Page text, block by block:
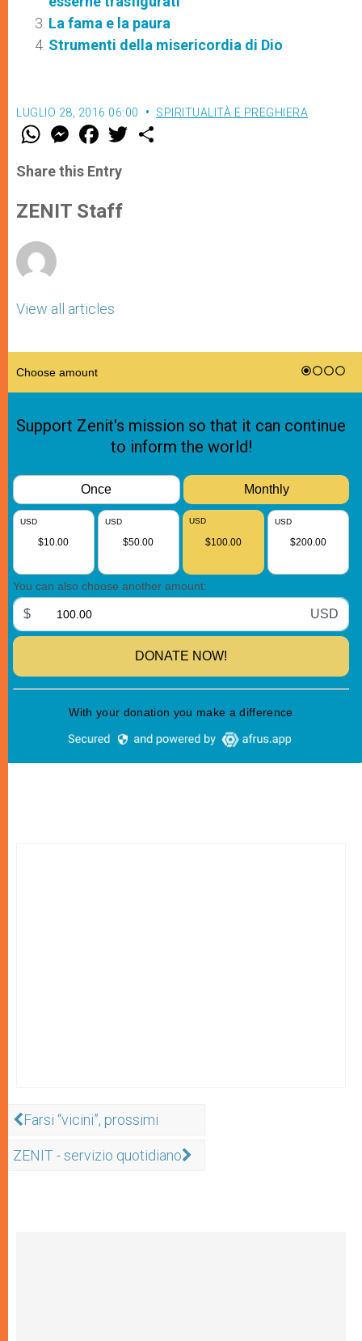
La fama e la paura
Strumenti della misericordia di Dio
LUGLIO 28, 2016 06:00 SPIRITUALITÀ E PREGHIERA
W
t
s
p
p
M
e
s
e
g
e
F
a
e
b
o
k
w
Share this Entry
ZENIT Staff
View all articles
Farsi “vicini”, prossimi
ZENIT - servizio quotidiano